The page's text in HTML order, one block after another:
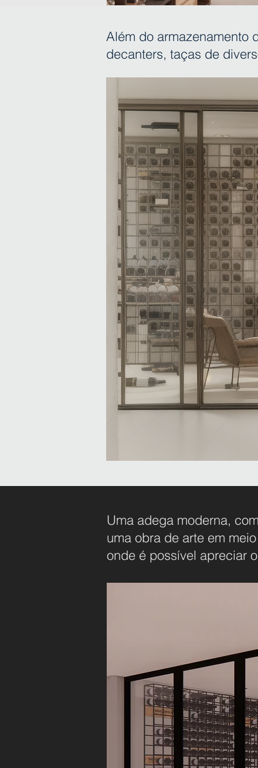
Além do armazenamento
decanters, taças de
Uma adega moderna,
uma obra de arte em
onde é possível apreciar